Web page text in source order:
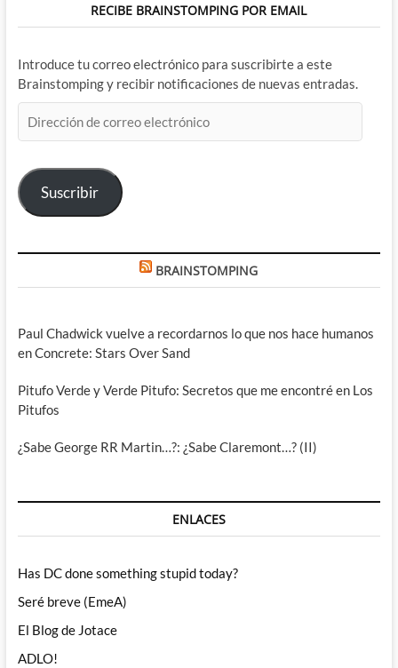
RECIBE BRAINSTOMPING POR EMAIL
Introduce tu correo electrónico para suscribirte a este
Brainstomping y recibir notificaciones de nuevas entradas.
de
electrónico
Suscribir
BRAINSTOMPING
Paul Chadwick vuelve a recordarnos lo que nos hace humanos
en Concrete: Stars Over Sand
Pitufo Verde y Verde Pitufo: Secretos que me encontré en Los
Pitufos
¿Sabe George RR Martin…?: ¿Sabe Claremont…? (II)
ENLACES
Has DC done something stupid today?
Seré breve (EmeA)
El Blog de Jotace
ADLO!